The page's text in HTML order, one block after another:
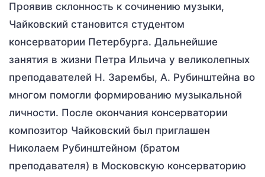
Проявив склонность к сочинению музыки,
Чайковский становится студентом
консерватории Петербурга. Дальнейшие
занятия в жизни Петра Ильича у великолепных
преподавателей Н. Зарембы, А. Рубинштейна во
многом помогли формированию музыкальной
личности. После окончания консерватории
композитор Чайковский был приглашен
Николаем Рубинштейном (братом
преподавателя) в Московскую консерваторию